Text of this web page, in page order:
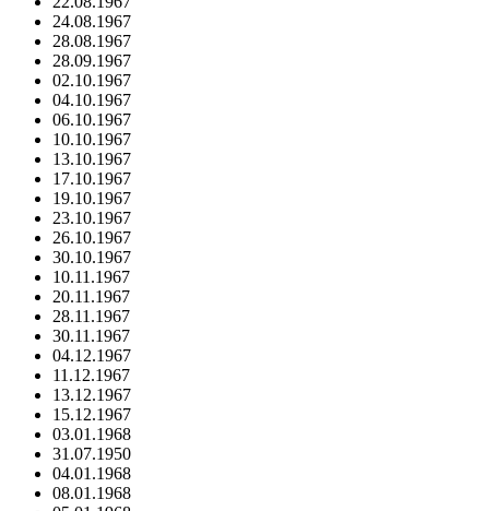
24.08.1967
28.08.1967
28.09.1967
02.10.1967
04.10.1967
06.10.1967
10.10.1967
13.10.1967
17.10.1967
19.10.1967
23.10.1967
26.10.1967
30.10.1967
10.11.1967
20.11.1967
28.11.1967
30.11.1967
04.12.1967
11.12.1967
13.12.1967
15.12.1967
03.01.1968
31.07.1950
04.01.1968
08.01.1968